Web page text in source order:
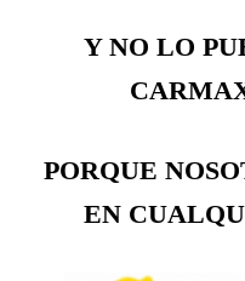
Y NO LO
PORQUE
EN